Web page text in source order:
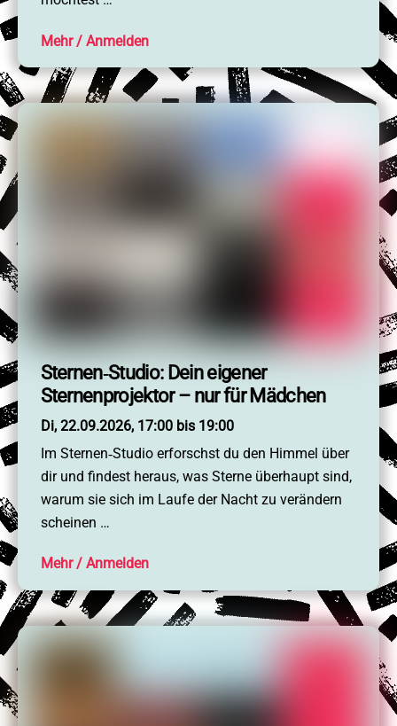
Mehr
Sternen‑Studio: Dein eigener
Sternenprojektor – nur für Mädchen
Di, 22.09.2026, 17:00 bis 19:00
Im Sternen‑Studio erforschst du den Himmel über
dir und findest heraus, was Sterne überhaupt sind,
warum sie sich im Laufe der Nacht zu verändern
scheinen …
Mehr